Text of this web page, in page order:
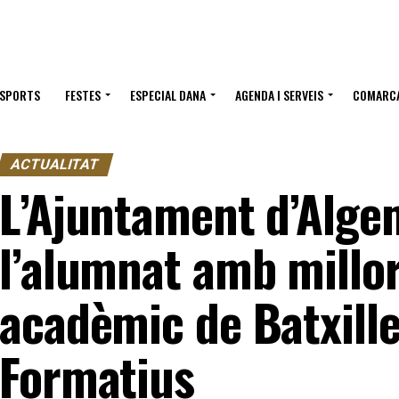
FESTES ESPECIAL DANA AGENDA I SERVEIS
ACTUALITAT
L’Ajuntament
l’alumnat amb
acadèmic de
Formatius